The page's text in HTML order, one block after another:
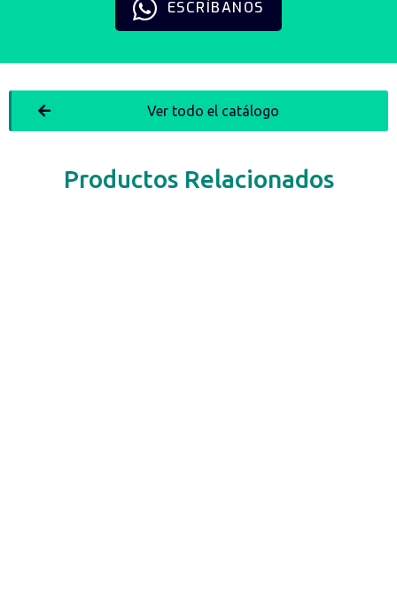
ESCRÍBANOS
Productos Relacionados
Ver todo el catálogo